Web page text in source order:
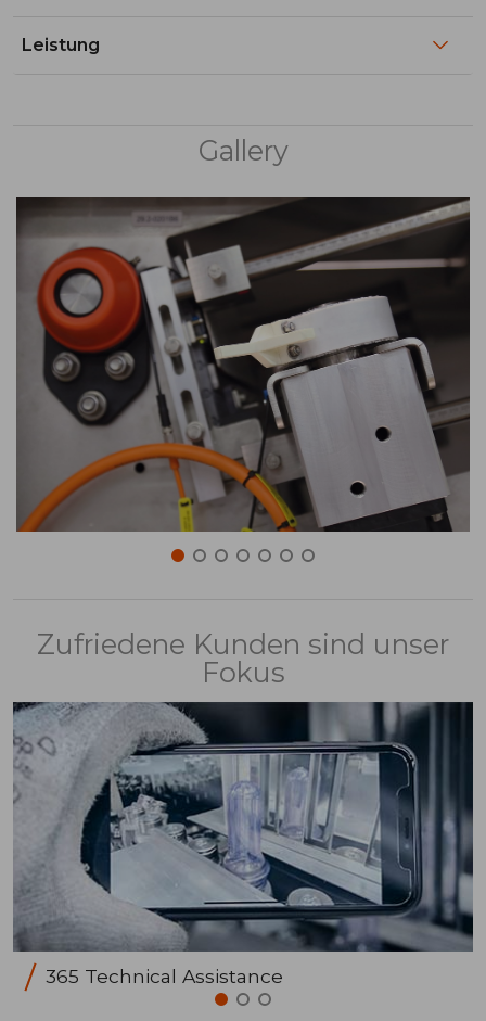
Leistung
Gallery
Zufriedene Kunden sind unser
Fokus
365 Technical Assistance